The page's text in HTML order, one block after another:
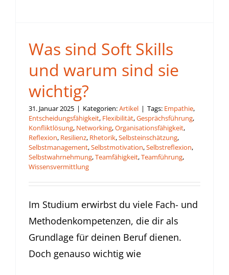
Was sind Soft Skills
und warum sind sie
wichtig?
31. Januar 2025 | Kategorien:Artikel | Tags: Empathie,
Entscheidungsfähigkeit, Flexibilität,Gesprächsführung,
Konfliktlösung, Networking,Organisationsfähigkeit,
Reflexion, Resilienz, Rhetorik,Selbsteinschätzung,
Selbstmanagement,Selbstmotivation,Selbstreflexion,
Selbstwahrnehmung,Teamfähigkeit,Teamführung,
Wissensvermittlung
Im Studium erwirbst du viele Fach- und
Methodenkompetenzen, die dir als
Grundlage für deinen Beruf dienen.
Doch genauso wichtig wie